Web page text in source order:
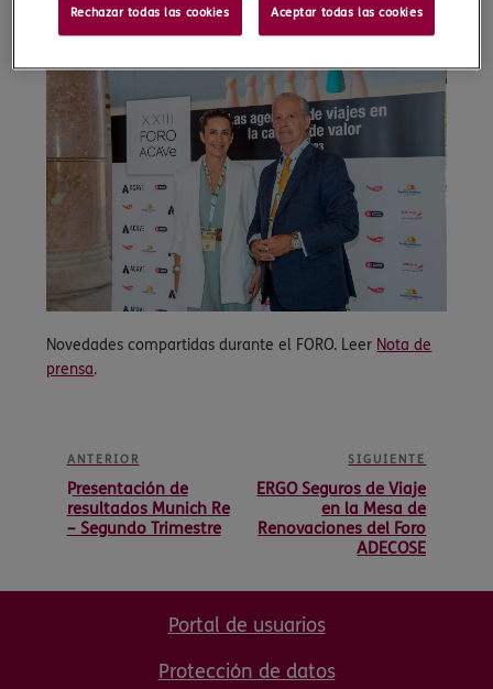
expertos.
Novedades compartidas durante el FORO. Leer Nota de
prensa.
ANTERIOR
Presentación de
resultados Munich Re
– Segundo Trimestre
SIGUIENTE
ERGO Seguros de Viaje
en la Mesa de
Renovaciones del Foro
ADECOSE
Portal de usuarios
Protección de datos
Rechazar todas las cookies Aceptar todas las cookies